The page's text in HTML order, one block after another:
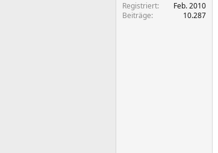
Registriert
Feb. 2010
Beiträge
10.287